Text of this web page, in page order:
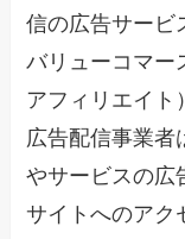
信の広告サービ
バリューコマー
アフィリエイト
広告配信事業者
やサービスの広
サイトへのアク